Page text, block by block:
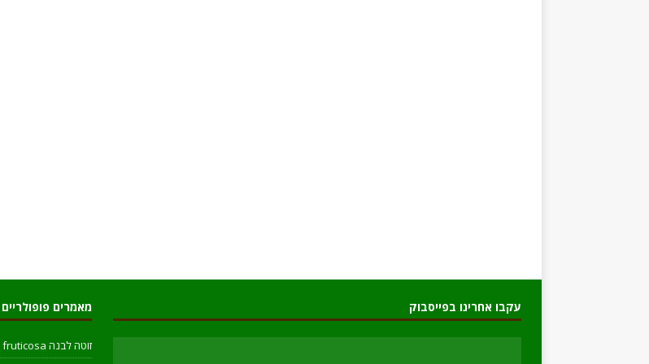
עקבו אחרינו בפייסבוק מאמרים פופולריים
זוטה לבנה Micromeria fruticosa